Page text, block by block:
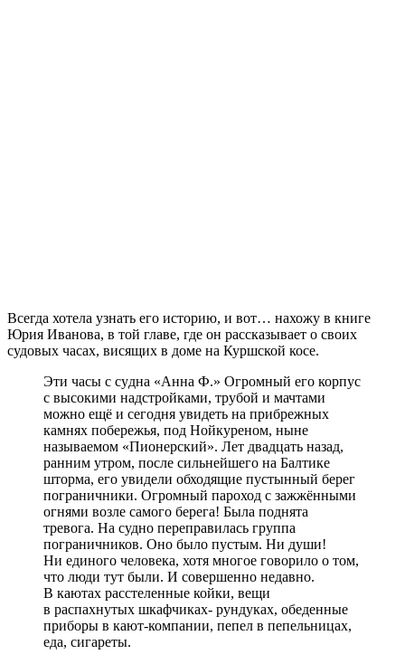
Всегда хотела узнать его историю, и вот… нахожу в книге
Юрия Иванова, в той главе, где он рассказывает о своих
судовых часах, висящих в доме на Куршской косе.
Эти часы с судна «Анна Ф.» Огромный его корпус
с высокими надстройками, трубой и мачтами
можно ещё и сегодня увидеть на прибрежных
камнях побережья, под Нойкуреном, ныне
называемом «Пионерский». Лет двадцать назад,
ранним утром, после сильнейшего на Балтике
шторма, его увидели обходящие пустынный берег
пограничники. Огромный пароход с зажжёнными
огнями возле самого берега! Была поднята
тревога. На судно переправилась группа
пограничников. Оно было пустым. Ни души!
Ни единого человека, хотя многое говорило о том,
что люди тут были. И совершенно недавно.
В каютах расстеленные койки, вещи
в распахнутых шкафчиках- рундуках, обеденные
приборы в кают-компании, пепел в пепельницах,
еда, сигареты.